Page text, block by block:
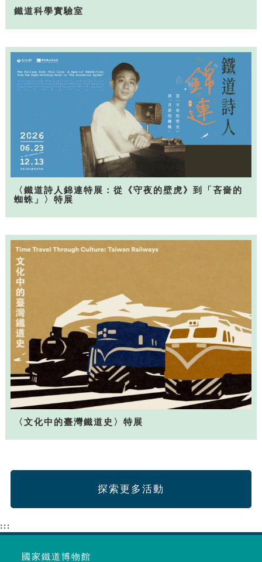
鐵道科學實驗室
〈鐵道詩人錦連特展：從《守夜的壁虎》到「吝嗇的
蜘蛛」〉特展
〈文化中的臺灣鐵道史〉特展
探索更多活動
:::
國家鐵道博物館